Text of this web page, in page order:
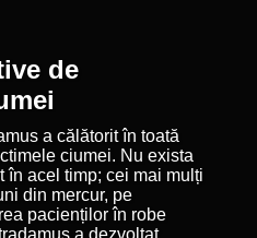
de
a călătorit în toată
ciumei. Nu exista
în acel timp; cei mai mulți
din mercur, pe
pacienților în robe
a dezvoltat